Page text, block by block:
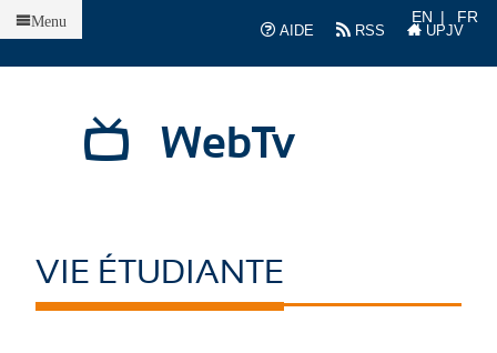
AIDE
RSS UPJV
EN FR
WebTv
Menu
VIE ÉTUDIANTE